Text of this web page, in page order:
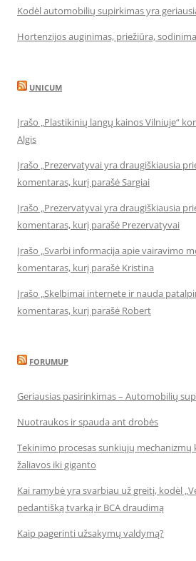
Kodėl automobilių supirkimas yra
Hortenzijos auginimas, priežiūra,
UNICUM
Įrašo „Plastikinių langų kainos Vilniuje“
Algis
Įrašo „Prezervatyvai yra draugiškiausia
komentaras, kurį parašė Sargiai
Įrašo „Prezervatyvai yra draugiškiausia
komentaras, kurį parašė Prezervatyvai
Įrašo „Svarbi informacija apie vairavimo
komentaras, kurį parašė Kristina
Įrašo „Skelbimai internete ir nauda
komentaras, kurį parašė Robert
FORUMUP
Geriausias pasirinkimas – Automobilių
Nuotraukos ir spauda ant drobės
Tekinimo procesas sunkiųjų
žaliavos iki giganto
Kai ramybė yra svarbiau už greitį, kodėl
pedantišką tvarką ir BCA draudimą
Kaip pagerinti užsakymų valdymą?